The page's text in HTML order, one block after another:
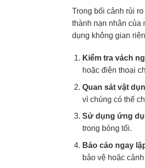
Trong bối cảnh rủi
thành nạn nhân của
dụng không gian
Kiểm tra vách
hoặc điện thoại
Quan sát vật
vì chúng có thể
Sử dụng ứng
trong bóng tối.
Báo cáo ngay
bảo vệ hoặc